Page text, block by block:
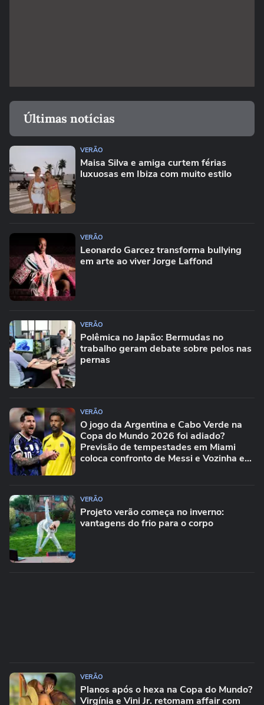
Últimas notícias
VERÃO
Maisa Silva e amiga curtem férias
luxuosas em Ibiza com muito estilo
VERÃO
Leonardo Garcez transforma bullying
em arte ao viver Jorge Laffond
VERÃO
Polêmica no Japão: Bermudas no
trabalho geram debate sobre pelos nas
pernas
VERÃO
O jogo da Argentina e Cabo Verde na
Copa do Mundo 2026 foi adiado?
Previsão de tempestades em Miami
coloca confronto de Messi e Vozinha em
VERÃO
Projeto verão começa no inverno:
vantagens do frio para o corpo
VERÃO
Planos após o hexa na Copa do Mundo?
Virgínia e Vini Jr. retomam affair com